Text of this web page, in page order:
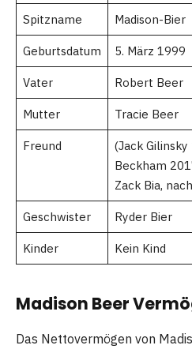
Spitzname Madison-Bier
Geburtsdatum 5. März 1999
Vater Robert Beer
Mutter Tracie Beer
Freund
(Jack
Beckham
Zack Bia,
Geschwister Ryder Bier
Kinder Kein Kind
Madison Beer
Das Nettovermögen von